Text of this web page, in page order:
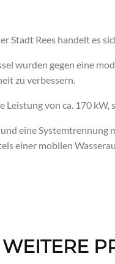
Stadt Rees handelt es
wurden gegen eine
zu verbessern.
Leistung von ca. 170
eine Systemtrennung
einer mobilen
WEITERE